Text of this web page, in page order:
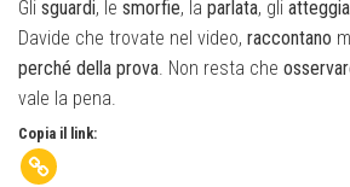
Gli sguardi, le smorfie, la parlata, gli
Davide che trovate nel video, raccontano
perché della prova. Non resta che
vale la pena.
Copia il link: